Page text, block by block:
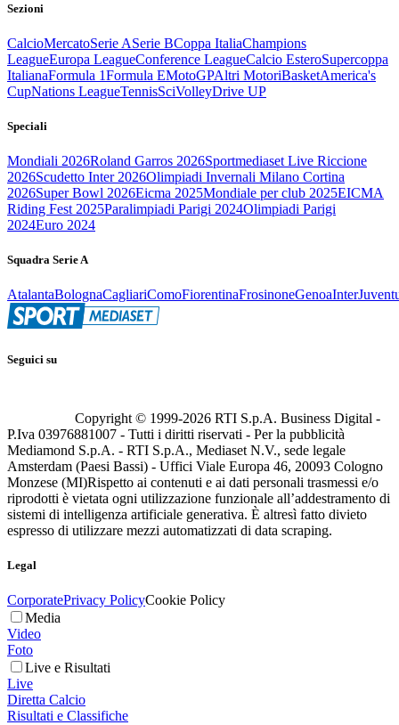
Sezioni
CalcioMercatoSerie ASerie BCoppa ItaliaChampions
LeagueEuropa LeagueConference LeagueCalcio EsteroSupercoppa
ItalianaFormula 1Formula EMotoGPAltri MotoriBasketAmerica's
CupNations LeagueTennisSciVolleyDrive UP
Speciali
Mondiali 2026Roland Garros 2026Sportmediaset Live Riccione
2026Scudetto Inter 2026Olimpiadi Invernali Milano Cortina
2026Super Bowl 2026Eicma 2025Mondiale per club 2025EICMA
Riding Fest 2025Paralimpiadi Parigi 2024Olimpiadi Parigi
2024Euro 2024
Squadra Serie A
AtalantaBolognaCagliariComoFiorentinaFrosinoneGenoaInter
Seguici su
Copyright © 1999-2026 RTI S.p.A. Business Digital -
P.Iva 03976881007 - Tutti i diritti riservati - Per la pubblicità
Mediamond S.p.A. - RTI S.p.A., Mediaset N.V., sede legale
Amsterdam (Paesi Bassi) - Uffici Viale Europa 46, 20093 Cologno
Monzese (MI)Rispetto ai contenuti e ai dati personali trasmessi e/o
riprodotti è vietata ogni utilizzazione funzionale all’addestramento di
sistemi di intelligenza artificiale generativa. È altresì fatto divieto
espresso di utilizzare mezzi automatizzati di data scraping.
Legal
CorporatePrivacy PolicyCookie Policy
Media
Video
Foto
Live e Risultati
Live
Diretta Calcio
Risultati e Classifiche